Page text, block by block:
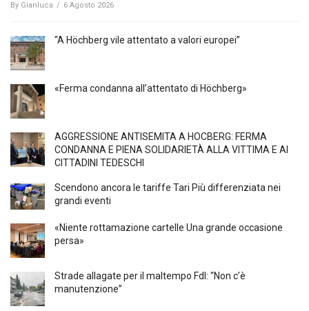
By Gianluca / 6 Agosto 2026
“A Höchberg vile attentato a valori europei”
«Ferma condanna all’attentato di Höchberg»
AGGRESSIONE ANTISEMITA A HÖCBERG: FERMA
CONDANNA E PIENA SOLIDARIETÀ ALLA VITTIMA E AI
CITTADINI TEDESCHI
Scendono ancora le tariffe Tari Più differenziata nei
grandi eventi
«Niente rottamazione cartelle Una grande occasione
persa»
Strade allagate per il maltempo FdI: “Non c’è
manutenzione”